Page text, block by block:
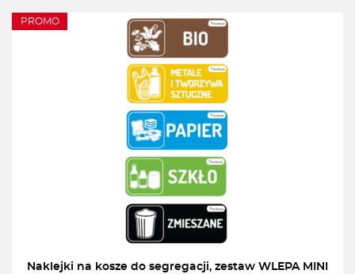
PROMO
Naklejki na kosze do segregacji, zestaw WLEPA MINI